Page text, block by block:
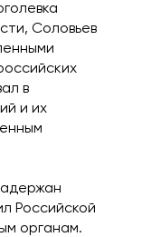
Соловьев
в
и их
Российской
органам.